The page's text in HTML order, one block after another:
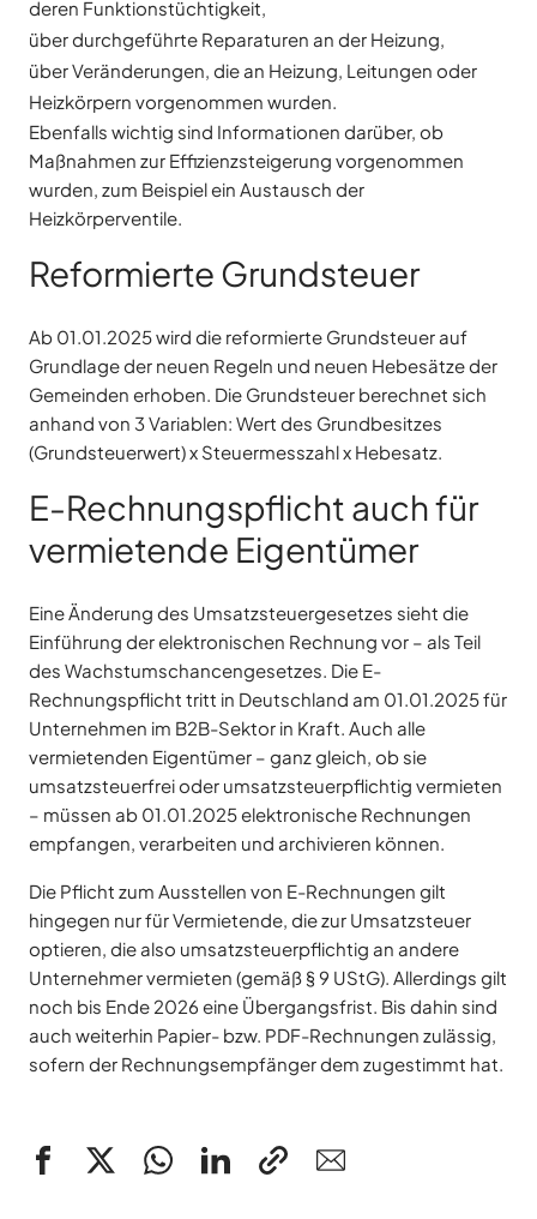
deren Funktionstüchtigkeit,
über durchgeführte Reparaturen an der Heizung,
über Veränderungen, die an Heizung, Leitungen oder
Heizkörpern vorgenommen wurden.
Ebenfalls wichtig sind Informationen darüber, ob
Maßnahmen zur Effizienzsteigerung vorgenommen
wurden, zum Beispiel ein Austausch der
Heizkörperventile.
Reformierte Grundsteuer
Ab 01.01.2025 wird die reformierte Grundsteuer auf
Grundlage der neuen Regeln und neuen Hebesätze der
Gemeinden erhoben. Die Grundsteuer berechnet sich
anhand von 3 Variablen: Wert des Grundbesitzes
(Grundsteuerwert) x Steuermesszahl x Hebesatz.
E-Rechnungspflicht auch für
vermietende Eigentümer
Eine Änderung des Umsatzsteuergesetzes sieht die
Einführung der elektronischen Rechnung vor – als Teil
des Wachstumschancengesetzes. Die E-
Rechnungspflicht tritt in Deutschland am 01.01.2025 für
Unternehmen im B2B-Sektor in Kraft. Auch alle
vermietenden Eigentümer – ganz gleich, ob sie
umsatzsteuerfrei oder umsatzsteuerpflichtig vermieten
– müssen ab 01.01.2025 elektronische Rechnungen
empfangen, verarbeiten und archivieren können.
Die Pflicht zum Ausstellen von E-Rechnungen gilt
hingegen nur für Vermietende, die zur Umsatzsteuer
optieren, die also umsatzsteuerpflichtig an andere
Unternehmer vermieten (gemäß § 9 UStG). Allerdings gilt
noch bis Ende 2026 eine Übergangsfrist. Bis dahin sind
auch weiterhin Papier- bzw. PDF-Rechnungen zulässig,
sofern der Rechnungsempfänger dem zugestimmt hat.